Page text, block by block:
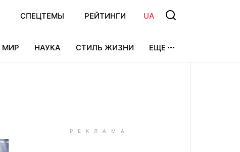
СПЕЦТЕМЫ РЕЙТИНГИ UA
МИР НАУКА СТИЛЬ ЖИЗНИ ЕЩЕ